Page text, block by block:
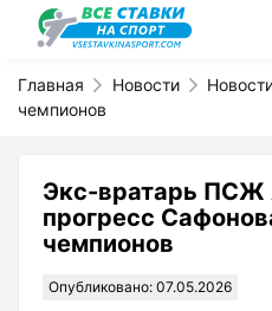
Главная Новости
чемпионов
Экс-вратарь ПСЖ
прогресс
чемпионов
Опубликовано: 07.05.2026